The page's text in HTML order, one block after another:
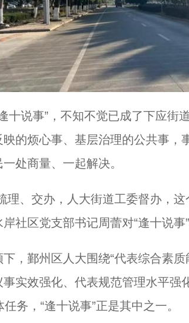
说事”，不知不觉已成了下应街
的烦心事、基层治理的公共事，
处商量、一起解决。
、交办，人大街道工委督办，这
社区党支部书记周蕾对“逢十说事”
鄞州区人大围绕“代表综合素质
实效强化、代表规范管理水平强
务，“逢十说事”正是其中之一。